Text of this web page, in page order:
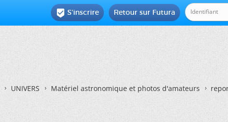
Retour sur Futura
 S'inscrire
UNIVERS Matériel astronomique et photos d'amateurs